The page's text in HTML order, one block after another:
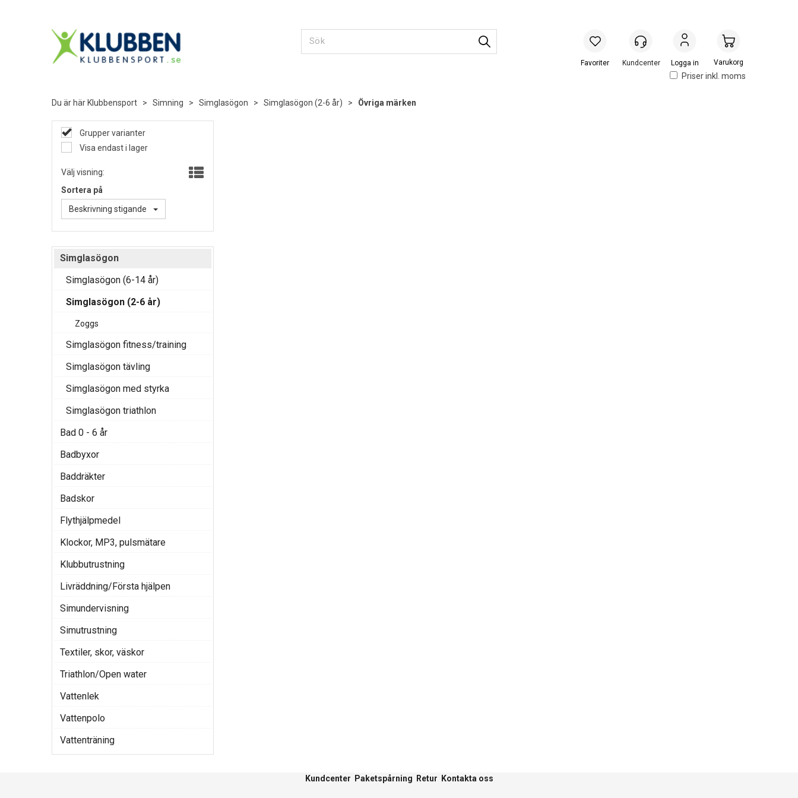
Priser inkl. moms
Logga in Handlevogn
Du är här Klubbensport > Simning > Simglasögon > Simglasögon (2-6 år) > Övriga märken
Grupper varianter
Visa endast i lager
Välj visning:
Sortera på
Beskrivning stigande
Simglasögon
Simglasögon (6-14 år)
Simglasögon (2-6 år)
Zoggs
Simglasögon fitness/training
Simglasögon tävling
Simglasögon med styrka
Simglasögon triathlon
Bad 0 - 6 år
Badbyxor
Baddräkter
Badskor
Flythjälpmedel
Klockor, MP3, pulsmätare
Klubbutrustning
Livräddning/Första hjälpen
Simundervisning
Simutrustning
Textiler, skor, väskor
Triathlon/Open water
Vattenlek
Vattenpolo
Vattenträning
Kundcenter Paketspårning Retur Kontakta oss